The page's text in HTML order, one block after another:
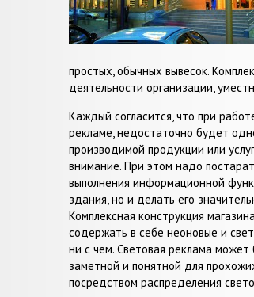
простых, обычных вывесок.
деятельности организации,
Каждый согласится, что при
рекламе, недостаточно будет
производимой продукции или
внимание. При этом надо
выполнения информационной
здания, но и делать его
Комплексная конструкция
содержать в себе неоновые и
ни с чем. Световая реклама
заметной и понятной для
посредством распределения